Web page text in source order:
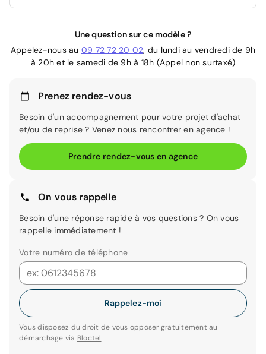
Une question sur ce modèle ?
Appelez-nous au 09 72 72 20 02, du lundi au vendredi de 9h
à 20h et le samedi de 9h à 18h (Appel non surtaxé)
Prenez rendez-vous
Besoin d'un accompagnement pour votre projet d'achat
et/ou de reprise ? Venez nous rencontrer en agence !
Prendre rendez-vous en agence
On vous rappelle
Besoin d'une réponse rapide à vos questions ? On vous
rappelle immédiatement !
Votre numéro de téléphone
Rappelez-moi
Vous disposez du droit de vous opposer gratuitement au
démarchage via Bloctel